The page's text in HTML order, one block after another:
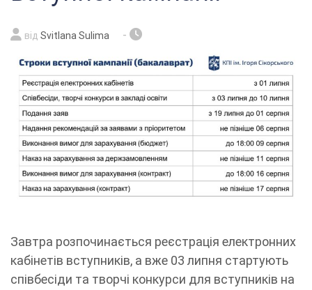
від Svitlana Sulima -
Завтра розпочинається реєстрація електронних
кабінетів вступників, а вже 03 липня стартують
співбесіди та творчі конкурси для вступників на